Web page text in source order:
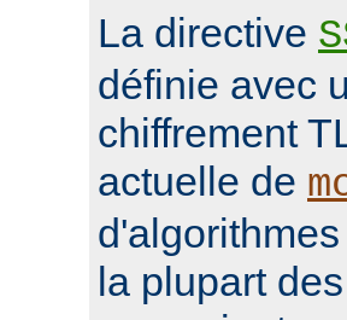
La directive
définie avec
chiffrement
actuelle de
la plupart